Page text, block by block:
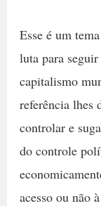
Esse é um
luta para
capitalismo
referência lhes
controlar e
do controle
acesso ou não